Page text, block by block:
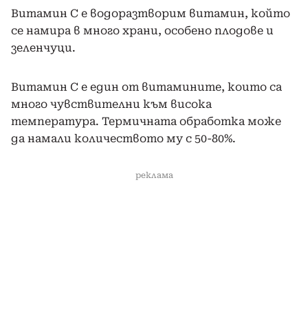
Витамин С е водоразтворим витамин, който
се намира в много храни, особено плодове и
зеленчуци.
Витамин С е един от витамините, които са
много чувствителни към висока
температура. Термичната обработка може
да намали количеството му с 50-80%.
реклама